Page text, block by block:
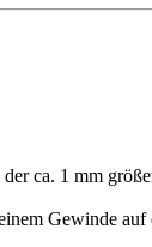
ca. 1 mm
Gewinde